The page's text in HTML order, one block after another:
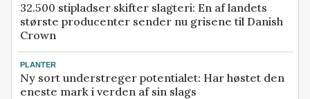
32.500 stipladser skifter slagteri: En af landets
største producenter sender nu grisene til Danish
Crown
PLANTER
Ny sort understreger potentialet: Har høstet den
eneste mark i verden af sin slags